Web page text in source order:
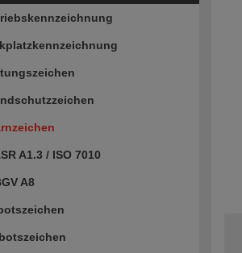
A1.3 / ISO 7010
A8